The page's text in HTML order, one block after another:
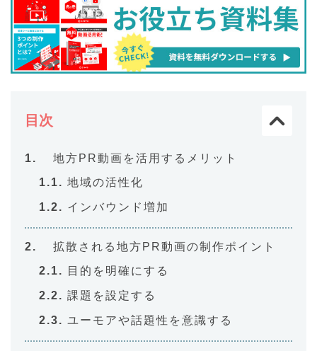
目次
地方PR動画を活用するメリット
地域の活性化
インバウンド増加
拡散される地方PR動画の制作ポイント
目的を明確にする
課題を設定する
ユーモアや話題性を意識する